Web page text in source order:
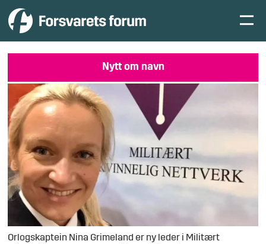
Nytt om navn
Orlogskaptein Nina Grimeland er ny leder i Militært